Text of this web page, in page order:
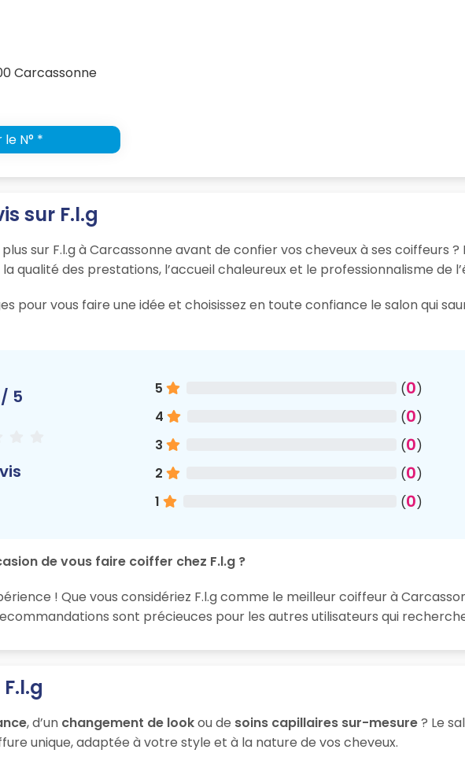
Carcassonne
N° *
sur F.l.g
sur F.l.g à Carcassonne avant de confier vos cheveux à ses coiffeurs
qualité des prestations, l’accueil chaleureux et le professionnalisme de
pour vous faire une idée et choisissez en toute confiance le salon qui
/ 5 5 (0)
4
(0)
3
(0)
2
(0)
1
(0)
de vous faire coiffer chez F.l.g ?
! Que vous considériez F.l.g comme le meilleur coiffeur à
sont précieuces pour les autres utilisateurs qui
, d’un changement de lookou de soins capillaires sur-mesure? Le
unique, adaptée à votre style et à la nature de vos cheveux.